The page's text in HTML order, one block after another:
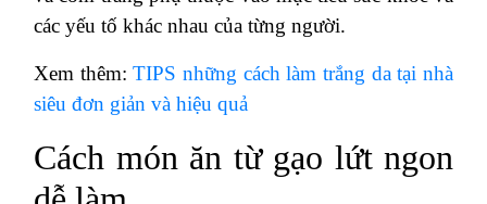
các yếu tố khác nhau của từng người.
Xem thêm:TIPS những cách làm trắng da tại nhà
siêu đơn giản và hiệu quả
Cách món ăn từ gạo lứt ngon